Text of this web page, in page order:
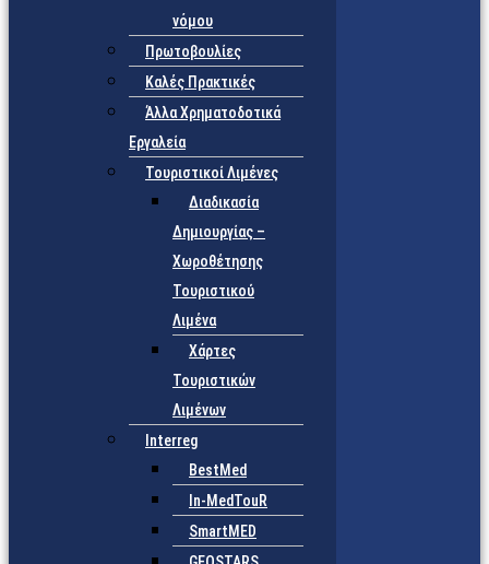
νόμου
Πρωτοβουλίες
Καλές Πρακτικές
Άλλα Χρηματοδοτικά
Εργαλεία
Τουριστικοί Λιμένες
Διαδικασία
Δημιουργίας –
Χωροθέτησης
Τουριστικού
Λιμένα
Χάρτες
Τουριστικών
Λιμένων
Interreg
BestMed
In-MedTouR
SmartMED